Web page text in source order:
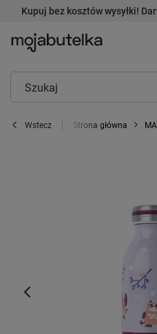
Kupuj bez kosztów wysyłki!
Wstecz Strona główna